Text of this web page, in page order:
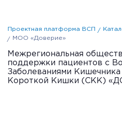
Проектная платформа ВСП
МОО «Доверие»
Межрегиональная
поддержки пациентов с
Заболеваниями
Короткой Кишки (СКК)